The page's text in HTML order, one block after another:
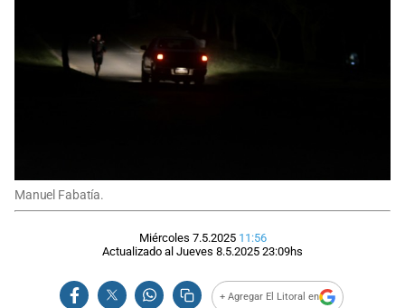
Manuel Fabatía.
Miércoles 7.5.2025 11:56
Actualizado al Jueves 8.5.2025 23:09hs
+ Agregar El Litoral en